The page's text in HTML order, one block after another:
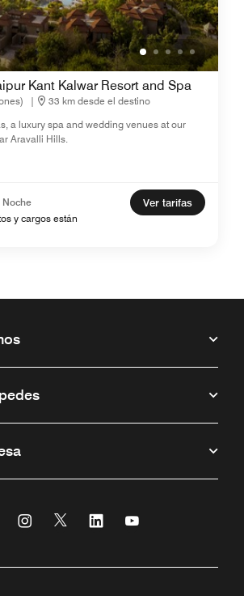
Kant Kalwar Resort and Spa
|
33 km desde el destino
a luxury spa and wedding venues at our
Aravalli Hills.
Noche
y cargos están
Ver tarifas
Facebook
una ventana nueva
Instagram
Abre una ventana nueva
Twitter
Abre una ventana nueva
Linkedin
Abre una ventana nueva
Abre una ventana